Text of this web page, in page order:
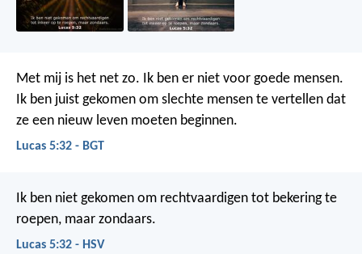
Met mij is het net zo. Ik ben er niet voor goede mensen.
Ik ben juist gekomen om slechte mensen te vertellen dat
ze een nieuw leven moeten beginnen.
Lucas 5:32 - BGT
Ik ben niet gekomen om rechtvaardigen tot bekering te
roepen, maar zondaars.
Lucas 5:32 - HSV